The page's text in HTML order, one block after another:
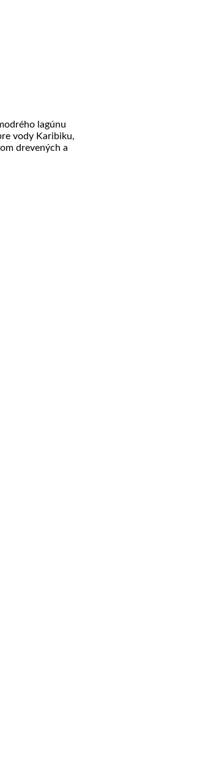
lagúnu
vody Karibiku,
drevených a